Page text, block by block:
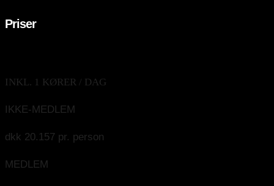
Priser
INKL. 1 KØRER / DAG
IKKE-MEDLEM
dkk 20.157 pr. person
MEDLEM